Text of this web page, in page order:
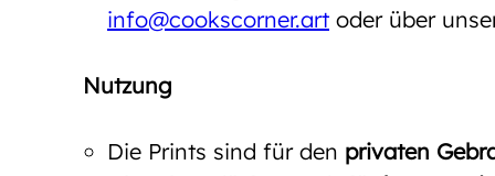
info@cookscorner.art oder über
Nutzung
Die Prints sind für den privaten